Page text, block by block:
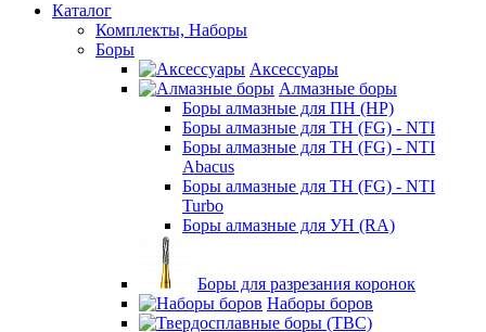
Каталог
Комплекты, Наборы
Боры
Аксессуары
Алмазные боры
Боры алмазные для ПН (HP)
Боры алмазные для ТН (FG) - NTI
Боры алмазные для ТН (FG) - NTI
Abacus
Боры алмазные для ТН (FG) - NTI
Turbo
Боры алмазные для УН (RA)
Боры для разрезания коронок
Наборы боров